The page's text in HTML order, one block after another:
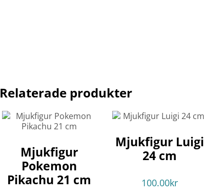
Relaterade produkter
Mjukfigur
Pokemon
Pikachu 21 cm
Mjukfigur Luigi
24 cm
100.00kr